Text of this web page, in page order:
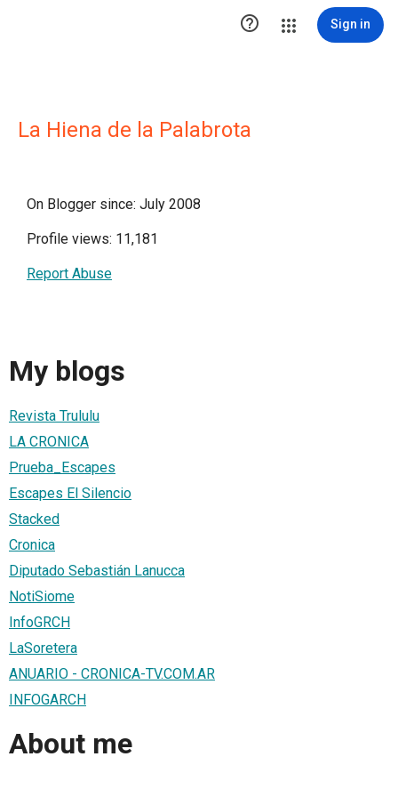
 Sign in
La Hiena de la Palabrota
On Blogger since: July 2008
Profile views: 11,181
Report Abuse
My blogs
Revista Trululu
LA CRONICA
Prueba_Escapes
Escapes El Silencio
Stacked
Cronica
Diputado Sebastián Lanucca
NotiSiome
InfoGRCH
LaSoretera
ANUARIO - CRONICA-TV.COM.AR
INFOGARCH
About me